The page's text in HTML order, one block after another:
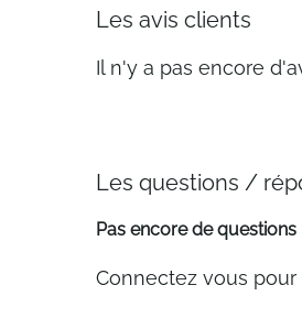
Les avis clients
Il n'y a pas encore
Les questions /
Pas encore de questions
Connectez vous